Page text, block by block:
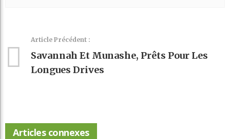
Article Précédent :
Savannah Et Munashe, Prêts Pour Les
Longues Drives
Articles connexes